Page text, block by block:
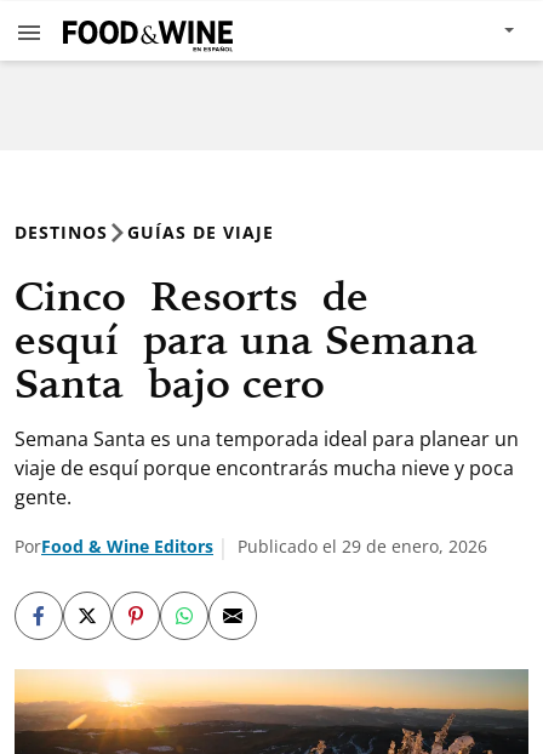
DESTINOS GUÍAS DE VIAJE
Cinco Resorts de
esquí para una Semana
Santa bajo cero
Semana Santa es una temporada ideal para planear un
viaje de esquí porque encontrarás mucha nieve y poca
gente.
PorFood & Wine Editors Publicado el 29 de enero, 2026